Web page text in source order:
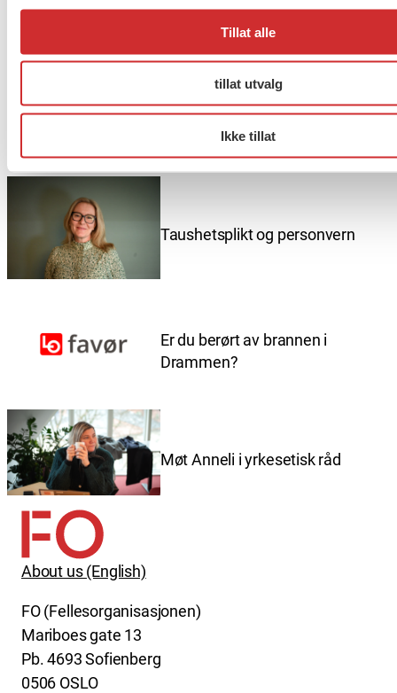
Tillat alle
tillat utvalg
Ikke tillat
Interessert i å bygge på din kompetanse? Sjekk ut
oversikt over kommende toppskolerings-kurs på
Taushetsplikt og personvern
Er du berørt av brannen i
Drammen?
Møt Anneli i yrkesetisk råd
About us (English)
FO (Fellesorganisasjonen)
Mariboes gate 13
Pb. 4693 Sofienberg
0506 OSLO